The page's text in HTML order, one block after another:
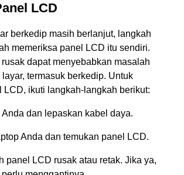
LCD
berkedip masih berlanjut, langkah
memeriksa panel LCD itu sendiri.
dapat menyebabkan masalah
termasuk berkedip. Untuk
LCD, ikuti langkah-langkah berikut:
Anda dan lepaskan kabel daya.
Anda dan temukan panel LCD.
panel LCD rusak atau retak. Jika ya,